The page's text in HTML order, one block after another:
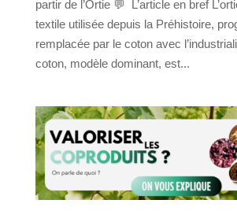
partir de l’Ortie 💬 L’article en bref
textile utilisée depuis la Préhistoire,
remplacée par le coton avec
coton, modèle dominant, est...